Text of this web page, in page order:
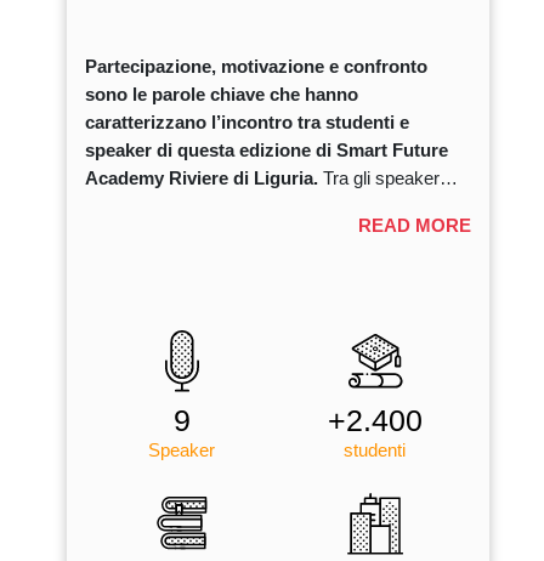
Partecipazione, motivazione e confronto
sono le parole chiave che hanno
caratterizzano l’incontro tra studenti e
speaker di questa edizione di Smart Future
Academy Riviere di Liguria. Tra gli speaker
Ameglio, Antonio Bruno, Francesca Cozzani,
particolarmente coinvolti dalle brillanti
testimonianze dei nove speakers scelti per
una piccola sorpresa nel corso dell’evento,
ovvero, la partecipazione Live di Sergio
intervento in studio, prendendo il posto della
nostra Lilli Franceschetti, nonché presidente di
9
Speaker
+2.400
studenti